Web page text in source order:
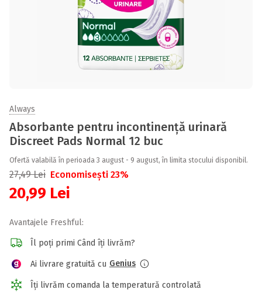
Always
Absorbante pentru incontinență urinară
Discreet Pads Normal 12 buc
Ofertă valabilă în perioada 3 august - 9 august, în limita stocului disponibil.
27,49Lei Economisești 23%
20,99 Lei
Avantajele Freshful:
Îl poți primi Când îți livrăm?
Ai livrare gratuită cu Genius
Îți livrăm comanda la temperatură controlată